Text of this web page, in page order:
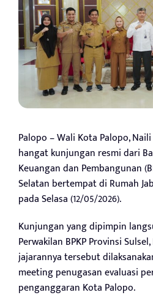
Palopo – Wali Kota Palopo,
hangat kunjungan resmi dari
Keuangan dan Pembangunan
Selatan bertempat di Rumah
pada Selasa (12/05/2026).
Kunjungan yang dipimpin
Perwakilan BPKP Provinsi
jajarannya tersebut
meeting penugasan evaluasi
penganggaran Kota Palopo.